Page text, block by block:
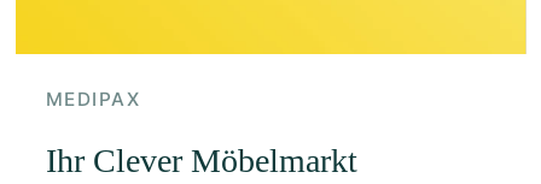
MEDIPAX
Ihr Clever Möbelmarkt